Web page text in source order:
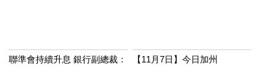
聯準會持續升息 銀行副總裁：
【11月7日】今日加州